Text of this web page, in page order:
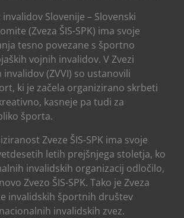
Slovenije – Slovenski
(Zveza ŠIS-SPK) ima svoje
tesno povezane s športno
vojnih invalidov. V Zvezi
(ZVVI) so ustanovili
ki je začela organizirano skrbeti
kasneje pa tudi za
športa.
Zveze ŠIS-SPK ima svoje
letih prejšnjega stoletja, ko
invalidskih organizacij odločilo,
Zvezo ŠIS-SPK. Tako je Zveza
invalidskih športnih društev
invalidskih zvez.